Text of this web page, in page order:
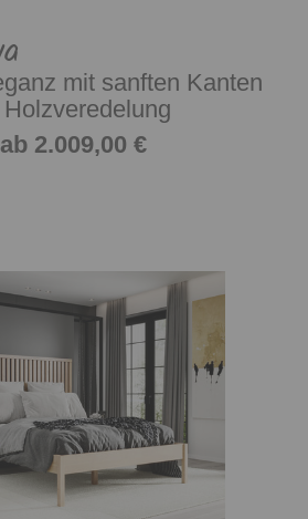
mit sanften Kanten
ab 2.009,00 €